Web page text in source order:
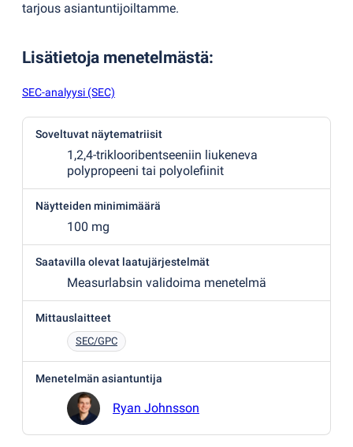
tarjous asiantuntijoiltamme.
Lisätietoja menetelmästä:
SEC-analyysi (SEC)
Soveltuvat näytematriisit
1,2,4-triklooribentseeniin liukeneva
polypropeeni tai polyolefiinit
Näytteiden minimimäärä
100 mg
Saatavilla olevat laatujärjestelmät
Measurlabsin validoima menetelmä
Mittauslaitteet
SEC/GPC
Menetelmän asiantuntija
Ryan Johnsson